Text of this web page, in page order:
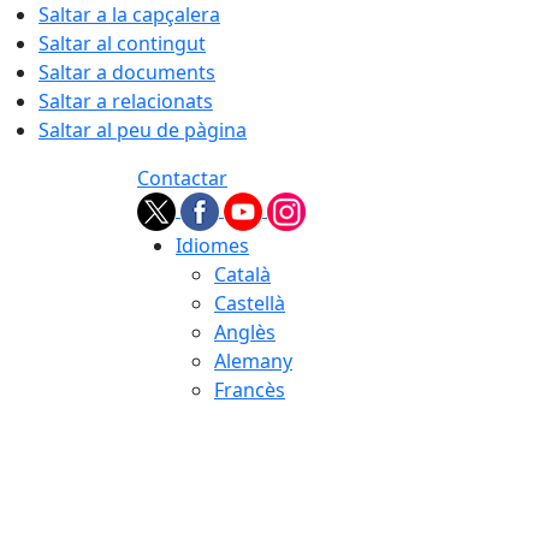
Saltar a la capçalera
Saltar al contingut
Saltar a documents
Saltar a relacionats
Saltar al peu de pàgina
Contactar
Idiomes
Català
Castellà
Anglès
Alemany
Francès